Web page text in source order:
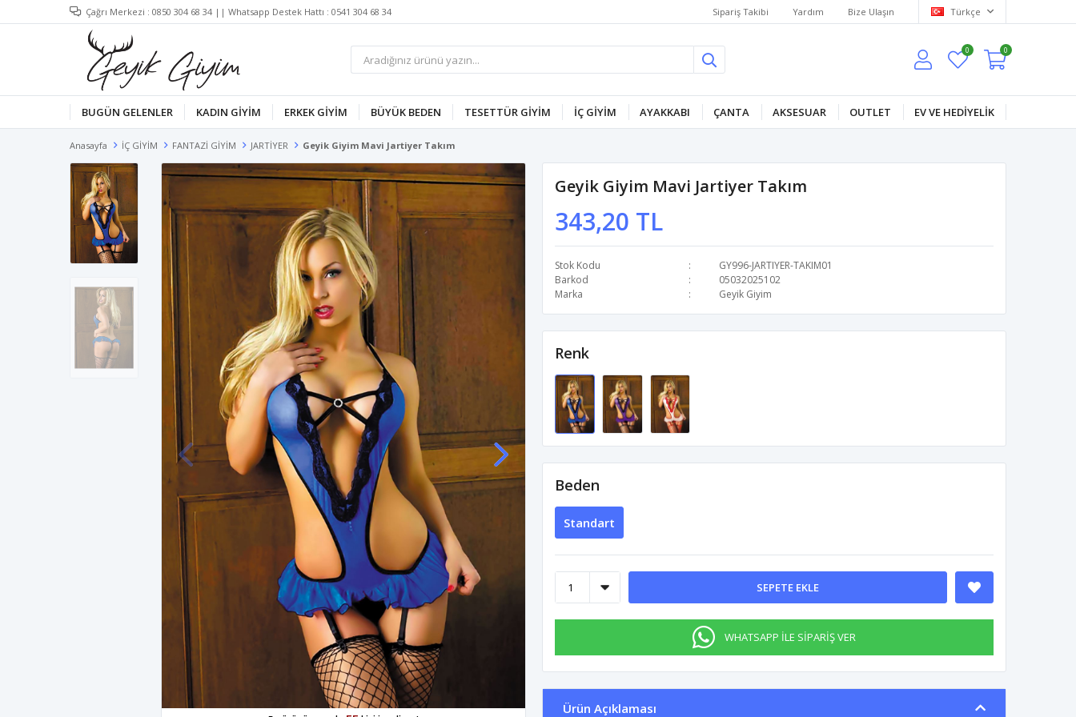
Çağrı Merkezi : 0850 304 68 34 || Whatsapp Destek Hattı : 0541 304 68 34 Sipariş Takibi Yardım Bize Ulaşın Türkçe
0 0
BUGÜN GELENLER KADIN GİYİM ERKEK GİYİM BÜYÜK BEDEN TESETTÜR GİYİM İÇ GİYİM AYAKKABI ÇANTA AKSESUAR OUTLET EV VE HEDİYELİK
Anasayfa İÇ GİYİM FANTAZİ GİYİM JARTİYER Geyik Giyim Mavi Jartiyer Takım
Geyik Giyim Mavi Jartiyer Takım
343,20 TL
Stok Kodu
GY996-JARTIYER-TAKIM01
Barkod
05032025102
Marka
Geyik Giyim
Renk
Beden
Standart
SEPETE EKLE
WHATSAPP İLE SİPARİŞ VER
Ürün Açıklaması